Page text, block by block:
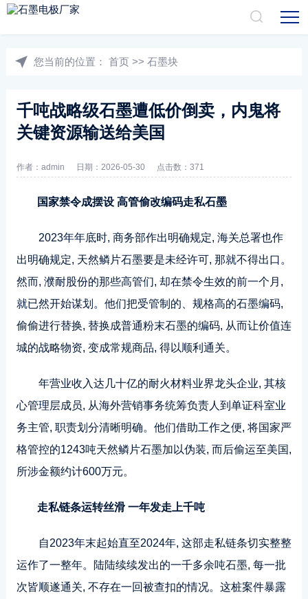
您当前的位置： 首页 >> 石墨块
千吨战略级石墨遭低价倒卖，内鬼将
关键资源输送给美国
作者：admin 日期：2026-05-30 点击数：371
国家禁令成摆设 高管偷改编码走私石墨
2023年年底时, 商务部作出明确规定, 海关总署也作
出明确规定, 天然鳞片石墨要是未经许可, 那就不得出口。
然而, 濮耐股份的那些高管们, 却在禁令生效的前一个月,
就已然开始谋划。他们把受管制的、规格高的石墨编码,
偷偷进行替换, 替换成普通粉末石墨的编码, 从而让价值连
城的战略物资, 变成常规商品, 得以顺利通关。
年营业收入达几十亿的耐火材料业界龙头企业, 其核
心管理层成员, 从海外营销事务统筹负责人到单证科室业
务主管, 职责划分清晰明确。他们借助工作之便, 将国家严
格管控的1243吨天然鳞片石墨加以伪装, 而后偷运至美国,
所涉金额约计600万元。
走私链条运转丝滑 一年发走上千吨
自2023年末起始直至2024年, 这部走私链条切实整整
运作了一整年。陆陆续续发出的一千多余吨石墨, 每一批
次皆顺遂通关, 不存在一回被查扣的情况。这桩案件暴露